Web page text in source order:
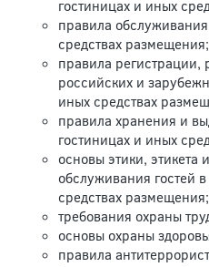
гостиницах и иных
правила
средствах размещения;
правила
российских и
иных средствах
правила хранения и
гостиницах и иных
основы этики, этикета
обслуживания гостей
средствах размещения;
требования охраны
основы охраны
правила